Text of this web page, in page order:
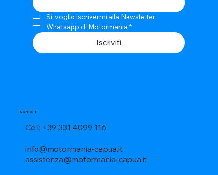
CONTATTI
Cell: +39 331 4099 116
info@motormania-capua.it
assistenza@motormania-capua.it
Si, voglio iscrivermi alla Newsletter
Whatsapp di Motormania *
Iscriviti